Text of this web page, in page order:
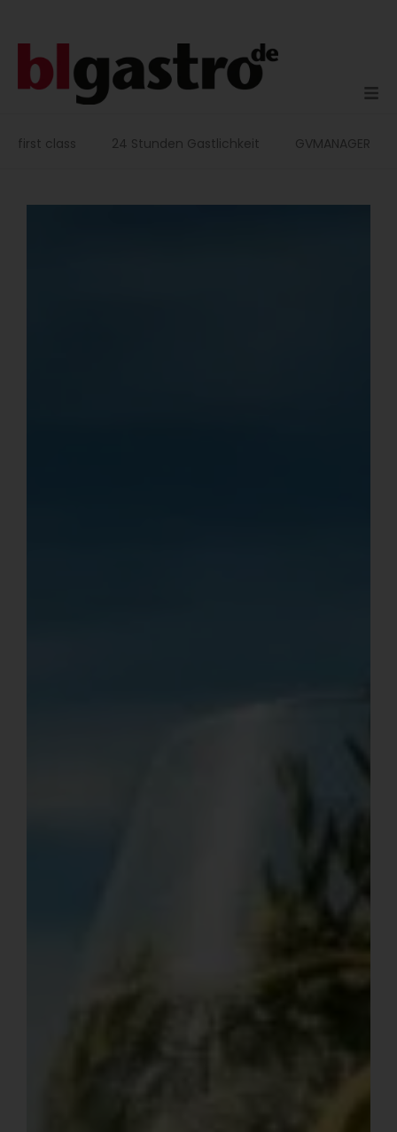
first class 24 Stunden Gastlichkeit GVMANAGER